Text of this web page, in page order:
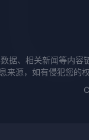
据、相关新闻等内
来源，如有侵犯您的